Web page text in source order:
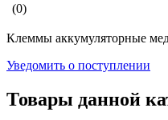
(0)
Клеммы аккумуляторные
Уведомить о поступлении
Товары данной